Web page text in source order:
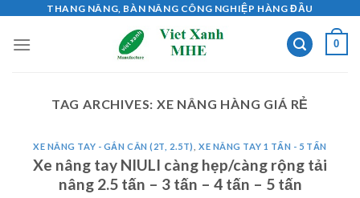
content
THANG NÂNG, BÀN NÂNG CÔNG NGHIỆP HÀNG ĐẦU
0
TAG ARCHIVES: XE NÂNG HÀNG GIÁ RẺ
XE NÂNG TAY - GẮN CÂN (2T, 2.5T) ,XE NÂNG TAY 1 TẤN - 5 TẤN
Xe nâng tay NIULI càng hẹp/càng rộng tải
nâng 2.5 tấn – 3 tấn – 4 tấn – 5 tấn